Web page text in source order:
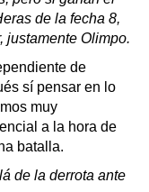
de la fecha 8,
justamente Olimpo.
de
sí pensar en lo
muy
a la hora de
batalla.
de la derrota ante